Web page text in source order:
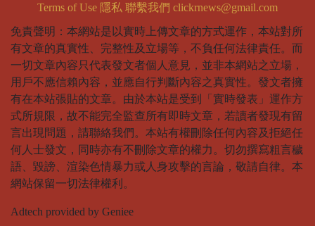
Terms of Use 隱私 聯繫我們 clickrnews@gmail.com
免責聲明：本網站是以實時上傳文章的方式運作，本站對所
有文章的真實性、完整性及立場等，不負任何法律責任。而
一切文章內容只代表發文者個人意見，並非本網站之立場，
用戶不應信賴內容，並應自行判斷內容之真實性。發文者擁
有在本站張貼的文章。由於本站是受到「實時發表」運作方
式所規限，故不能完全監查所有即時文章，若讀者發現有留
言出現問題，請聯絡我們。本站有權刪除任何內容及拒絕任
何人士發文，同時亦有不刪除文章的權力。切勿撰寫粗言穢
語、毀謗、渲染色情暴力或人身攻擊的言論，敬請自律。本
網站保留一切法律權利。
Adtech provided by Geniee